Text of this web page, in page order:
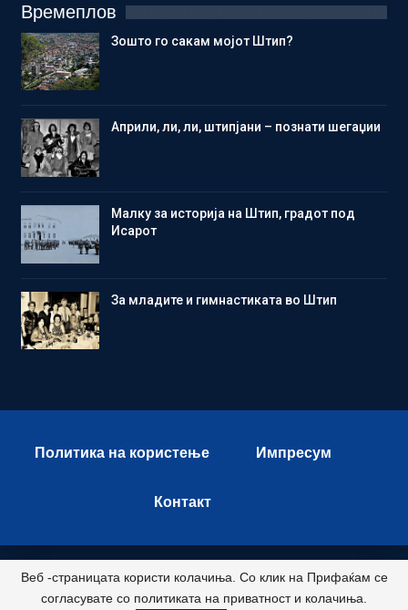
Времеплов
Зошто го сакам мојот Штип?
Aприли, ли, ли, штипјани – познати шегаџии
Малку за историја на Штип, градот под
Исарот
Зa младите и гимнастиката во Штип
Политика на користење Импресум
Контакт
© 2026 - Istok Press. All Rights Reserved.
Развиено и хостирано од
Веб -страницата користи колачиња. Со клик на Прифаќам се
согласувате со политиката на приватност и колачиња.